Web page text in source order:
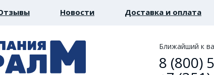
Новости Доставка и оплата
Ближайший к
8 (800)